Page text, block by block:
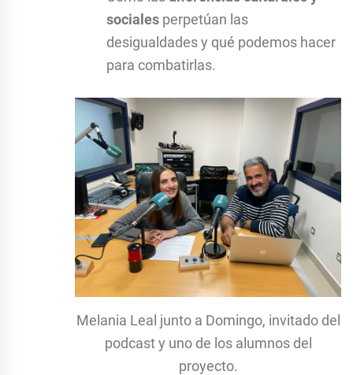
sociales perpetúan las
desigualdades y qué podemos hacer
para combatirlas.
Melania Leal junto a Domingo, invitado del
podcast y uno de los alumnos del
proyecto.